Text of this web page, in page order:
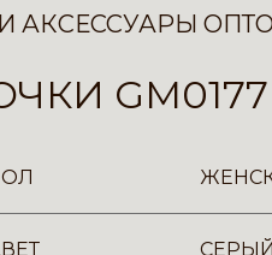
АКСЕССУАРЫ
СЕРЫЙ